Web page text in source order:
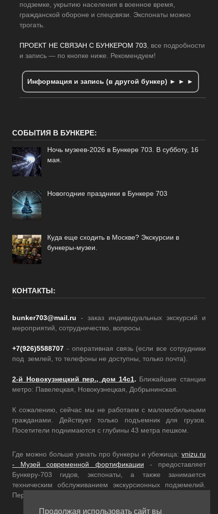
подземке, укрытию населения в военное время,
гражданской обороне и спецсвязи. Экспонаты можно
трогать.
ПРОЕКТ НЕ СВЯЗАН С БУНКЕРОМ 703, все подробности
и запись — по кнопке ниже. Рекомендуем!
Информация и запись (в другой бункер) ► ► ►
СОБЫТИЯ В БУНКЕРЕ:
Ночь музеев-2026 в Бункере 703. В субботу, 16
мая.
Новогодние праздники в Бункере 703
Куда еще сходить в Москве? Экскурсии в
бункеры-музеи.
КОНТАКТЫ:
bunker703@mail.ru - заказ индивидуальных экскурсий и
мероприятий, сотрудничество, вопросы.
+7(926)5588707 - оперативная связь (если все сотрудники
под землей, то телефоны не доступны, только почта).
2-й Новокузнецкий пер., дом 14с1. Ближайшие станции
метро: Павелецкая, Новокузнецкая, Добрынинская.
К сожалению, сейчас мы не работаем с маломобильными
гражданами. Действует только подъемник для грузов.
Посетители поднимаются с глубины 43 метра пешком.
Где можно больше узнать про бункеры и убежища: vnizu.ru
- Музей современной фортификации - предоставляет
Бункеру-703 гидов, экспонаты, а также занимается
техническим обслуживанием экскурсионных подземелий.
Переходите по ссылкам, там еще много интересного!
Продолжая использовать сайт вы